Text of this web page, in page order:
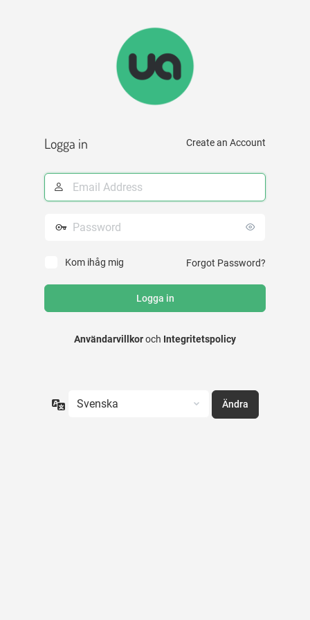
Logga in Create an Account
E-
postadress
Kom ihåg mig Forgot Password?
Användarvillkoroch Integritetspolicy
Språk